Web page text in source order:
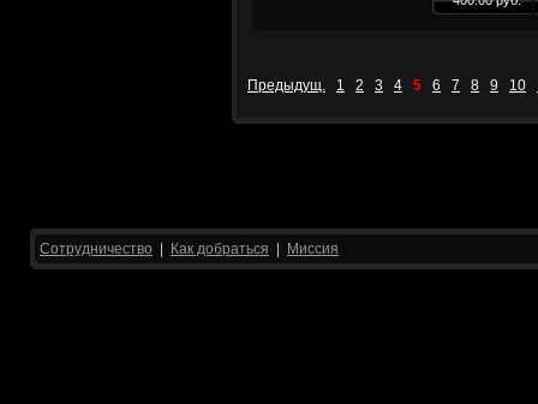
Предыдущ. 1 2 3 4 5 6 7 8 9 10
Сотрудничество Как добраться Миссия